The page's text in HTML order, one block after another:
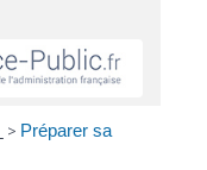
> Préparer sa